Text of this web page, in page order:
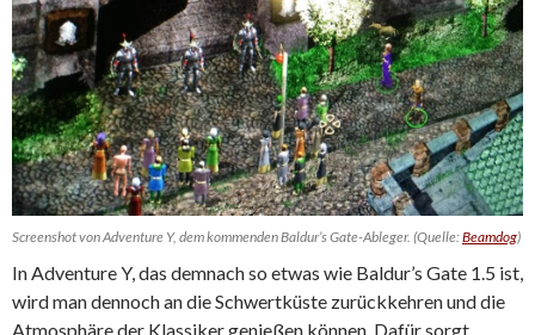
Screenshot von Adventure Y, dem kommenden Baldur’s Gate-Ableger. (Quelle:Beamdog)
In Adventure Y, das demnach so etwas wie Baldur’s Gate 1.5 ist,
wird man dennoch an die Schwertküste zurückkehren und die
Atmosphäre der Klassiker genießen können. Dafür sorgt